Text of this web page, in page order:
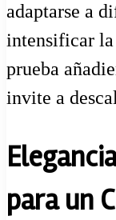
adaptarse a
intensificar la
prueba
invite a
para un